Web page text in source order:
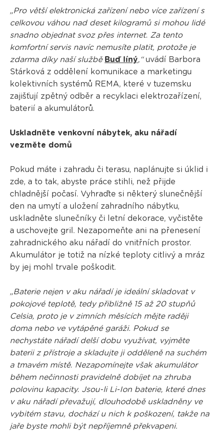
„Pro větší elektronická zařízení nebo více zařízení s
celkovou váhou nad deset kilogramů si mohou lidé
snadno objednat svoz přes internet. Za tento
komfortní servis navíc nemusíte platit, protože je
zdarma díky naší službě Buď líný,“uvádí Barbora
Stárková z oddělení komunikace a marketingu
kolektivních systémů REMA, které v tuzemsku
zajišťují zpětný odběr a recyklaci elektrozařízení,
baterií a akumulátorů.
Uskladněte venkovní nábytek, aku nářadí
vezměte domů
Pokud máte i zahradu či terasu, naplánujte si úklid i
zde, a to tak, abyste práce stihli, než přijde
chladnější počasí. Vyhraďte si některý slunečnější
den na umytí a uložení zahradního nábytku,
uskladněte slunečníky či letní dekorace, vyčistěte
a uschovejte gril. Nezapomeňte ani na přenesení
zahradnického aku nářadí do vnitřních prostor.
Akumulátor je totiž na nízké teploty citlivý a mráz
by jej mohl trvale poškodit.
„Baterie nejen v aku nářadí je ideální skladovat v
pokojové teplotě, tedy přibližně 15 až 20 stupňů
Celsia, proto je v zimních měsících mějte raději
doma nebo ve vytápěné garáži. Pokud se
nechystáte nářadí delší dobu využívat, vyjměte
baterii z přístroje a skladujte ji odděleně na suchém
a tmavém místě. Nezapomínejte však akumulátor
během nečinnosti pravidelně dobíjet na zhruba
polovinu kapacity. Jsou-li Li-Ion baterie, které dnes
v aku nářadí převažují, dlouhodobě uskladněny ve
vybitém stavu, dochází u nich k poškození, takže na
jaře byste mohli být nepříjemně překvapeni.